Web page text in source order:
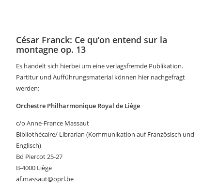
César Franck: Ce qu’on entend sur la
montagne op. 13
Es handelt sich hierbei um eine verlagsfremde Publikation.
Partitur und Aufführungsmaterial können hier nachgefragt
werden:
Orchestre Philharmonique Royal de Liège
c/o Anne-France Massaut
Bibliothécaire/ Librarian (Kommunikation auf Französisch und
Englisch)
Bd Piercot 25-27
B-4000 Liège
af.massaut@oprl.be